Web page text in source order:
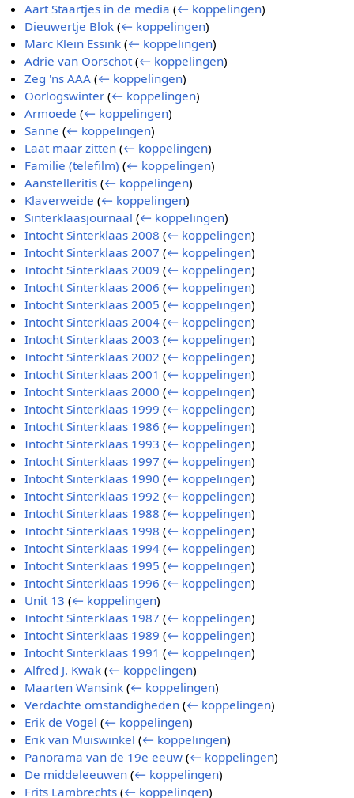
Aart Staartjes in de media (← koppelingen)
Dieuwertje Blok (← koppelingen)
Marc Klein Essink (← koppelingen)
Adrie van Oorschot (← koppelingen)
Zeg 'ns AAA (← koppelingen)
Oorlogswinter (← koppelingen)
Armoede (← koppelingen)
Sanne (← koppelingen)
Laat maar zitten (← koppelingen)
Familie (telefilm) (← koppelingen)
Aanstelleritis (← koppelingen)
Klaverweide (← koppelingen)
Sinterklaasjournaal (← koppelingen)
Intocht Sinterklaas 2008 (← koppelingen)
Intocht Sinterklaas 2007 (← koppelingen)
Intocht Sinterklaas 2009 (← koppelingen)
Intocht Sinterklaas 2006 (← koppelingen)
Intocht Sinterklaas 2005 (← koppelingen)
Intocht Sinterklaas 2004 (← koppelingen)
Intocht Sinterklaas 2003 (← koppelingen)
Intocht Sinterklaas 2002 (← koppelingen)
Intocht Sinterklaas 2001 (← koppelingen)
Intocht Sinterklaas 2000 (← koppelingen)
Intocht Sinterklaas 1999 (← koppelingen)
Intocht Sinterklaas 1986 (← koppelingen)
Intocht Sinterklaas 1993 (← koppelingen)
Intocht Sinterklaas 1997 (← koppelingen)
Intocht Sinterklaas 1990 (← koppelingen)
Intocht Sinterklaas 1992 (← koppelingen)
Intocht Sinterklaas 1988 (← koppelingen)
Intocht Sinterklaas 1998 (← koppelingen)
Intocht Sinterklaas 1994 (← koppelingen)
Intocht Sinterklaas 1995 (← koppelingen)
Intocht Sinterklaas 1996 (← koppelingen)
Unit 13 (← koppelingen)
Intocht Sinterklaas 1987 (← koppelingen)
Intocht Sinterklaas 1989 (← koppelingen)
Intocht Sinterklaas 1991 (← koppelingen)
Alfred J. Kwak (← koppelingen)
Maarten Wansink (← koppelingen)
Verdachte omstandigheden (← koppelingen)
Erik de Vogel (← koppelingen)
Erik van Muiswinkel (← koppelingen)
Panorama van de 19e eeuw (← koppelingen)
De middeleeuwen (← koppelingen)
Frits Lambrechts (← koppelingen)